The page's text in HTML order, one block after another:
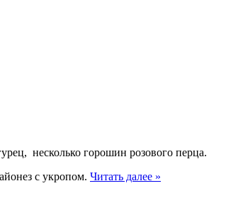
несколько горошин розового перца.
с укропом. Читать далее »